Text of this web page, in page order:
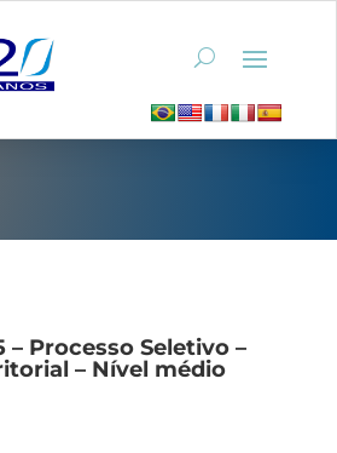
– Processo Seletivo –
– Nível médio